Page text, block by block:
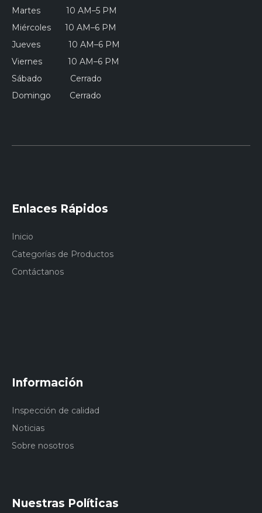
Martes 10 AM–5 PM
Miércoles 10 AM–6 PM
Jueves 10 AM–6 PM
Viernes 10 AM–6 PM
Sábado Cerrado
Domingo Cerrado
Enlaces Rápidos
Inicio
Categorías de Productos
Contáctanos
Información
Inspección de calidad
Noticias
Sobre nosotros
Nuestras Políticas